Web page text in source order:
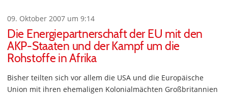
09. Oktober 2007 um 9:14
Die Energiepartnerschaft der EU mit den
AKP-Staaten und der Kampf um die
Rohstoffe in Afrika
Bisher teilten sich vor allem die USA und die Europäische
Union mit ihren ehemaligen Kolonialmächten Großbritannien